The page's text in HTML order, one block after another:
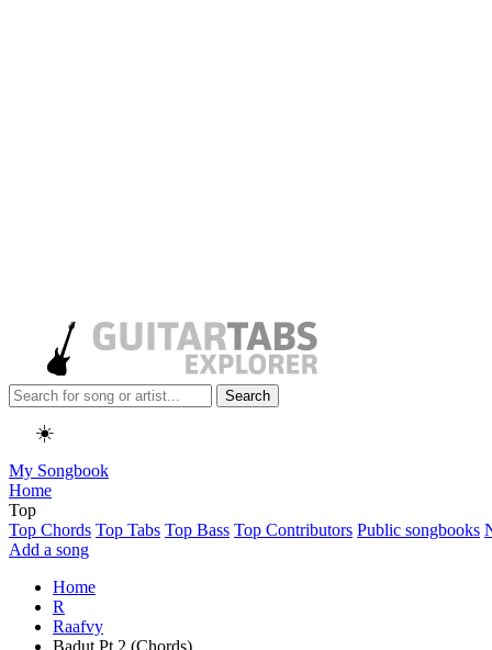
Search
☀️
My Songbook
Home
Top
Top Chords Top Tabs Top Bass Top Contributors Public songbooks
Add a song
Home
R
Raafvy
Badut Pt 2 (Chords)